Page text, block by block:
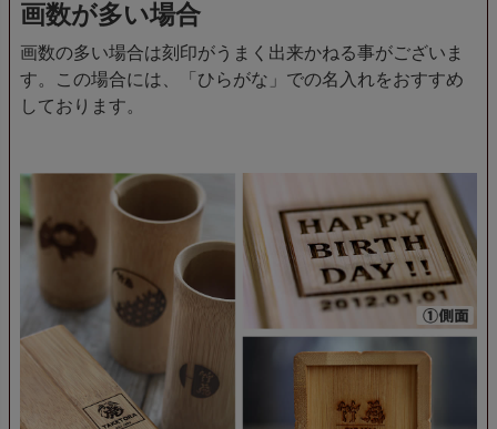
画数が多い場合
画数の多い場合は刻印がうまく出来かねる事がございま
す。この場合には、「ひらがな」での名入れをおすすめ
しております。